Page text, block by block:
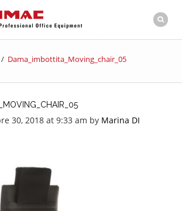
/ Dama_imbottita_Moving_chair_05
30, 2018 at 9:33 am by Marina DI